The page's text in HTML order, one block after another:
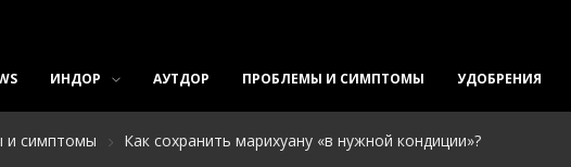
ИНДОР АУТДОР ПРОБЛЕМЫ И СИМПТОМЫ УДОБРЕНИЯ
и симптомы Как сохранить марихуану «в нужной кондиции»?